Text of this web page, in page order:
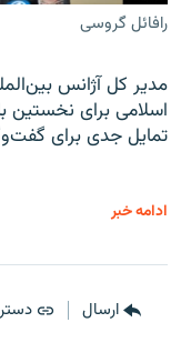
رافائل گروسی
مدیر کل آژانس
اسلامی برای نخستین
تمایل جدی برای
ادامه خبر
ارسال